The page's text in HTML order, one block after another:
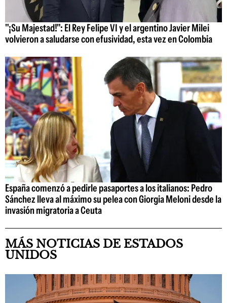
"¡Su Majestad!": El Rey Felipe VI y el argentino Javier Milei
volvieron a saludarse con efusividad, esta vez en Colombia
España comenzó a pedirle pasaportes a los italianos: Pedro
Sánchez lleva al máximo su pelea con Giorgia Meloni desde la
invasión migratoria a Ceuta
MÁS NOTICIAS DE ESTADOS
UNIDOS